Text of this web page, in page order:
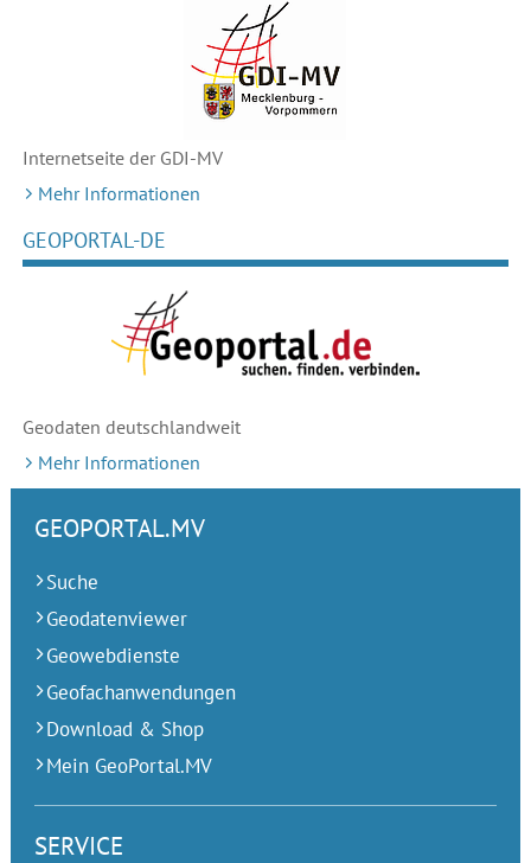
Internetseite der GDI-MV
Mehr Informationen
GEOPORTAL-DE
Geodaten deutschlandweit
Mehr Informationen
GEOPORTAL.MV
Suche
Geodatenviewer
Geowebdienste
Geofachanwendungen
Download & Shop
Mein GeoPortal.MV
SERVICE